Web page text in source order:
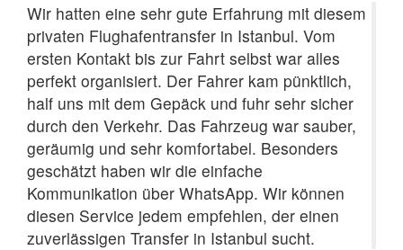
Wir hatten eine sehr gute Erfahrung mit diesem
privaten Flughafentransfer in Istanbul. Vom
ersten Kontakt bis zur Fahrt selbst war alles
perfekt organisiert. Der Fahrer kam pünktlich,
half uns mit dem Gepäck und fuhr sehr sicher
durch den Verkehr. Das Fahrzeug war sauber,
geräumig und sehr komfortabel. Besonders
geschätzt haben wir die einfache
Kommunikation über WhatsApp. Wir können
diesen Service jedem empfehlen, der einen
zuverlässigen Transfer in Istanbul sucht.